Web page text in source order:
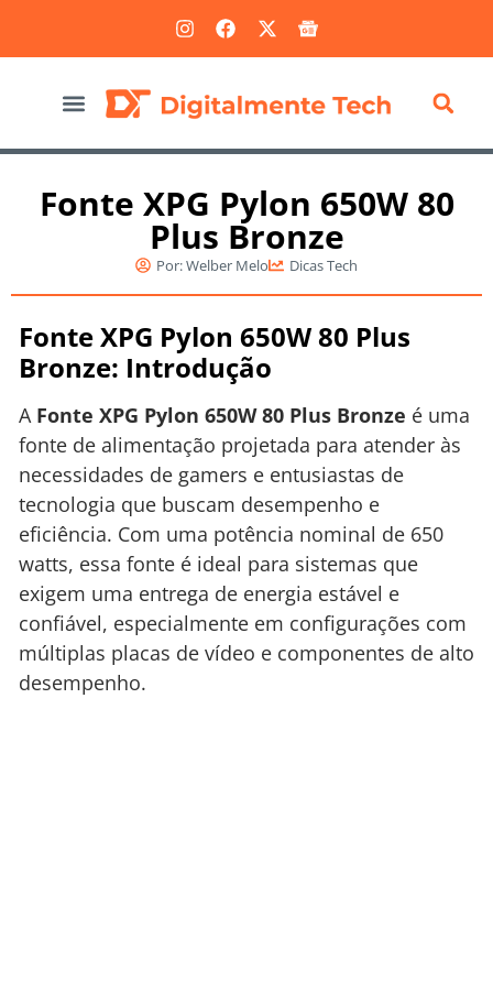
Fonte XPG Pylon 650W 80
Plus Bronze
Por:Welber Melo Dicas Tech
Fonte XPG Pylon 650W 80 Plus
Bronze: Introdução
A Fonte XPG Pylon 650W 80 Plus Bronze é uma
fonte de alimentação projetada para atender às
necessidades de gamers e entusiastas de
tecnologia que buscam desempenho e
eficiência. Com uma potência nominal de 650
watts, essa fonte é ideal para sistemas que
exigem uma entrega de energia estável e
confiável, especialmente em configurações com
múltiplas placas de vídeo e componentes de alto
desempenho.